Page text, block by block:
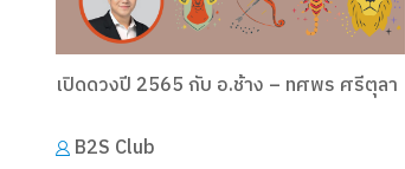
เปิดดวงปี 2565 กับ อ.ช้าง – ทศพร ศรีตุลา
B2S Club